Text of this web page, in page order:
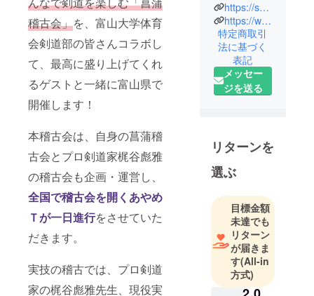
稽古会」を、富山大学体育
会剣道部の皆さんコラボし
て、最高に盛り上げてくれ
るゲストと一緒に富山県で
開催します！
本稽古会は、自身の菖蒲稽
古会とプロ剣道家梶谷彪雅
の稽古会も企画・運営し、
全国で稽古会を開くあやめ
Ｔが一日進行をさせていた
だきます。
実技の稽古では、プロ剣道
家の梶谷彪雅先生、現役実
道」を目指
し、年齢や
実力、段位
等関係なく
子供から大
人まで参加
できる「菖
いる。剣道
日本、剣道
時代、剣道
ターナショ
ナル掲載、
CSテレビ朝
日「剣道女
子」出演。
習い事スク
https://syobukeikokai.localinfo.jp/
https://www.instagram.com/aym0128_knd
特定商取引
法に基づく
表記
メッセー
ジを送る
リターンを
選ぶ
目標金額
未達でも
リターン
が届きま
す(All-in
方式)